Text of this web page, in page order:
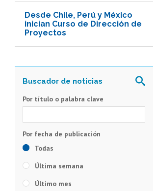
Desde Chile, Perú y México
inician Curso de Dirección de
Proyectos
Por título o palabra clave
Todas
Última semana
Último mes